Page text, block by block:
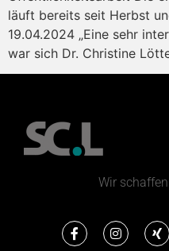
läuft bereits seit Herbst
19.04.2024 „Eine sehr
war sich Dr. Christine
Wir